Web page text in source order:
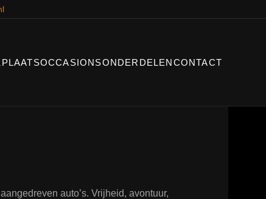
OCCASIONSONDERDELENCONTACT
auto’s. Vrijheid, avontuur,